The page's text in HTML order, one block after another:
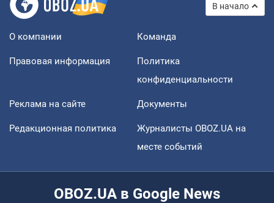
В начало
О компании Команда
Правовая информация
Политика
конфиденциальности
Реклама на сайте Документы
Редакционная политика
Журналисты OBOZ.UA на
месте событий
OBOZ.UA в Google News